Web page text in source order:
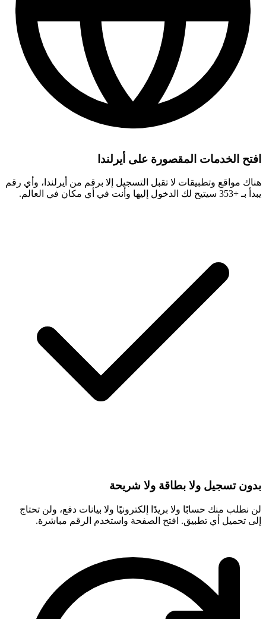
افتح الخدمات المقصورة على أيرلندا
هناك مواقع وتطبيقات لا تقبل التسجيل إلا برقم من أيرلندا، وأي رقم
يبدأ بـ +353 سيتيح لك الدخول إليها وأنت في أي مكان في العالم.
بدون تسجيل ولا بطاقة ولا شريحة
لن نطلب منك حسابًا ولا بريدًا إلكترونيًا ولا بيانات دفع، ولن تحتاج
إلى تحميل أي تطبيق. افتح الصفحة واستخدم الرقم مباشرة.